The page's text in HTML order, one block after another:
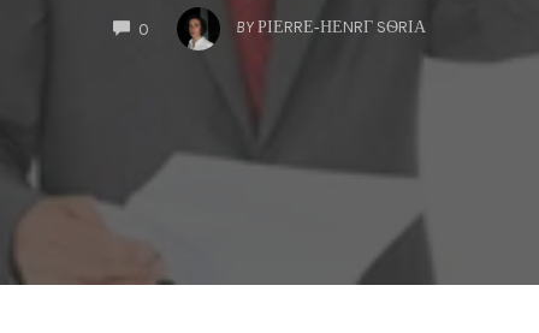
0
COMMENTS
BY ΡΙΕRRΕ‐ΗΕNRΓ SѲRΙΑ